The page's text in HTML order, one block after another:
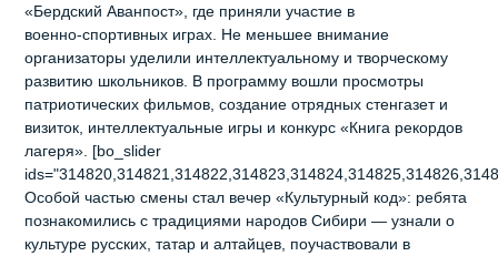
«Бердский Аванпост», где приняли участие в
военно‑спортивных играх. Не меньшее внимание
организаторы уделили интеллектуальному и творческому
развитию школьников. В программу вошли просмотры
патриотических фильмов, создание отрядных стенгазет и
визиток, интеллектуальные игры и конкурс «Книга рекордов
лагеря». [bo_slider
Особой частью смены стал вечер «Культурный код»: ребята
познакомились с традициями народов Сибири — узнали о
культуре русских, татар и алтайцев, поучаствовали в